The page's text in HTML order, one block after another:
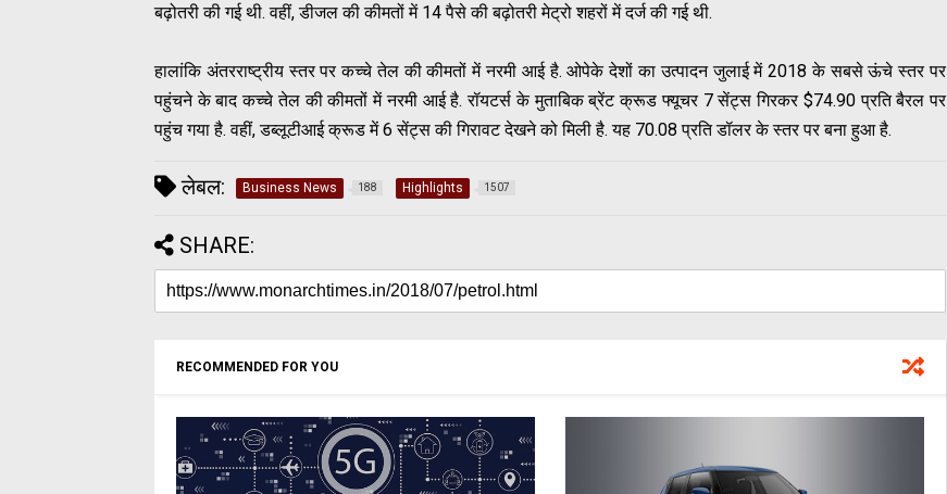
बढ़ोतरी की गई थी. वहीं, डीजल की कीमतों में 14 पैसे की बढ़ोतरी मेट्रो शहरों में दर्ज की गई थी.
हालांकि अंतरराष्ट्रीय स्तर पर कच्चे तेल की कीमतों में नरमी आई है. ओपेके देशों का उत्पादन जुलाई में 2018 के सबसे ऊंचे स्तर पर
पहुंचने के बाद कच्चे तेल की कीमतों में नरमी आई है. रॉयटर्स के मुताबिक ब्रेंट क्रूड फ्यूचर 7 सेंट्स गिरकर $74.90 प्रति बैरल पर
पहुंच गया है. वहीं, डब्लूटीआई क्रूड में 6 सेंट्स की गिरावट देखने को मिली है. यह 70.08 प्रति डॉलर के स्तर पर बना हुआ है.
लेबल: Business News 188 Highlights 1507
SHARE:
RECOMMENDED FOR YOU